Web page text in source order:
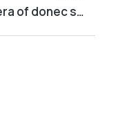
New era of donec sit amet sodales ipsum fermentum